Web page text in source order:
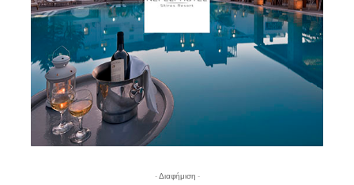
- Διαφήμιση -